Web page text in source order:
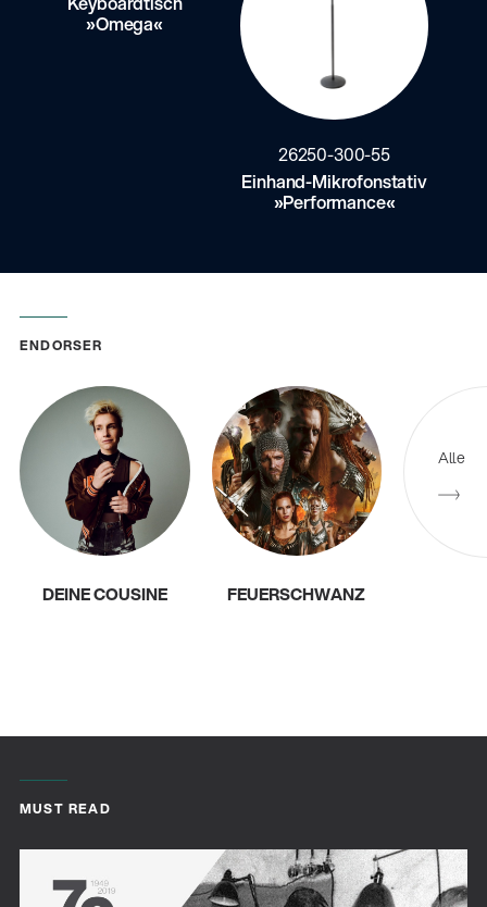
»Omega«
26250-300-55
Einhand-Mikrofonstativ
»Performance«
ENDORSER
DEINE COUSINE FEUERSCHWANZ
Alle
MUST READ